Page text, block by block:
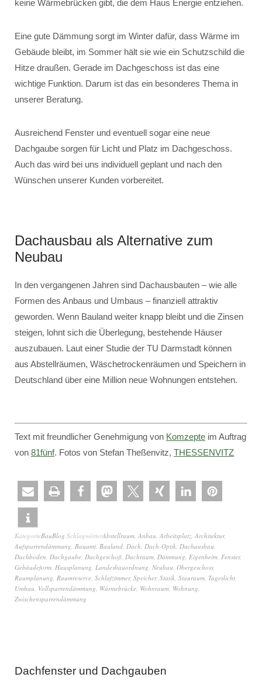
keine Wärmebrücken gibt, die dem Haus Energie entziehen.
Eine gute Dämmung sorgt im Winter dafür, dass Wärme im
Gebäude bleibt, im Sommer hält sie wie ein Schutzschild die
Hitze draußen. Gerade im Dachgeschoss ist das eine
wichtige Funktion. Darum ist das ein besonderes Thema in
unserer Beratung.
Ausreichend Fenster und eventuell sogar eine neue
Dachgaube sorgen für Licht und Platz im Dachgeschoss.
Auch das wird bei uns individuell geplant und nach den
Wünschen unserer Kunden vorbereitet.
Dachausbau als Alternative zum
Neubau
In den vergangenen Jahren sind Dachausbauten – wie alle
Formen des Anbaus und Umbaus – finanziell attraktiv
geworden. Wenn Bauland weiter knapp bleibt und die Zinsen
steigen, lohnt sich die Überlegung, bestehende Häuser
auszubauen. Laut einer Studie der TU Darmstadt können
aus Abstellräumen, Wäschetrockenräumen und Speichern in
Deutschland über eine Million neue Wohnungen entstehen.
Text mit freundlicher Genehmigung von Komzepte im Auftrag
von 81fünf. Fotos von Stefan Theßenvitz, THESSENVITZ
KategorieBauBlog SchlagwörterAbstellraum, Anbau, Arbeitsplatz, Architektur,
Aufsparrendämmung, Bauamt, Bauland, Dach, Dach-Optik, Dachausbau,
Dachboden, Dachgaube, Dachgeschoß, Dachraum, Dämmung, Eigenheim, Fenster,
Gebäudeform, Hausplanung, Landesbauordnung, Neubau, Obergeschoss,
Raumplanung, Raumreserve, Schlafzimmer, Speicher, Statik, Stauraum, Tageslicht,
Umbau, Vollsparrendämmung, Wärmebrücke, Wohnraum, Wohnung,
Zwischensparrendämmung
Dachfenster und Dachgauben